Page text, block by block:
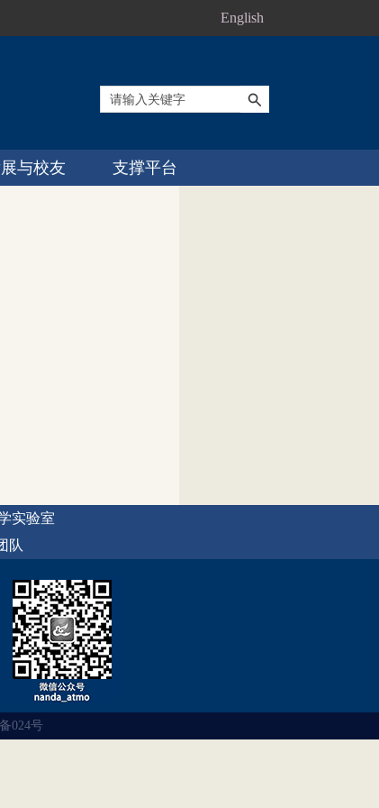
English
与校友 支撑平台
实验室
队
024号